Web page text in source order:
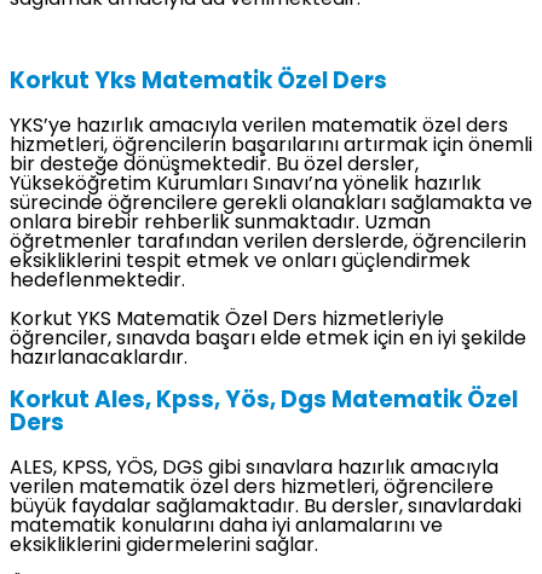
Korkut Yks Matematik Özel Ders
YKS’ye hazırlık amacıyla verilen matematik özel ders
hizmetleri, öğrencilerin başarılarını artırmak için önemli
bir desteğe dönüşmektedir. Bu özel dersler,
Yükseköğretim Kurumları Sınavı’na yönelik hazırlık
sürecinde öğrencilere gerekli olanakları sağlamakta ve
onlara birebir rehberlik sunmaktadır. Uzman
öğretmenler tarafından verilen derslerde, öğrencilerin
eksikliklerini tespit etmek ve onları güçlendirmek
hedeflenmektedir.
Korkut YKS Matematik Özel Ders hizmetleriyle
öğrenciler, sınavda başarı elde etmek için en iyi şekilde
hazırlanacaklardır.
Korkut Ales, Kpss, Yös, Dgs Matematik Özel
Ders
ALES, KPSS, YÖS, DGS gibi sınavlara hazırlık amacıyla
verilen matematik özel ders hizmetleri, öğrencilere
büyük faydalar sağlamaktadır. Bu dersler, sınavlardaki
matematik konularını daha iyi anlamalarını ve
eksikliklerini gidermelerini sağlar.